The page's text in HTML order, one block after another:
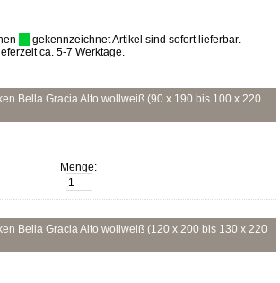
gekennzeichnet Artikel sind sofort lieferbar.
ca. 5-7 Werktage.
Bella Gracia Alto wollweiß (90 x 190 bis 100 x 220
Menge:
Bella Gracia Alto wollweiß (120 x 200 bis 130 x 220